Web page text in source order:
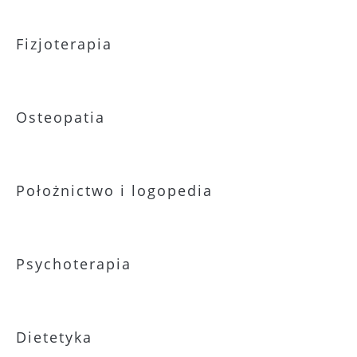
Fizjoterapia
Osteopatia
Położnictwo i logopedia
Psychoterapia
Dietetyka